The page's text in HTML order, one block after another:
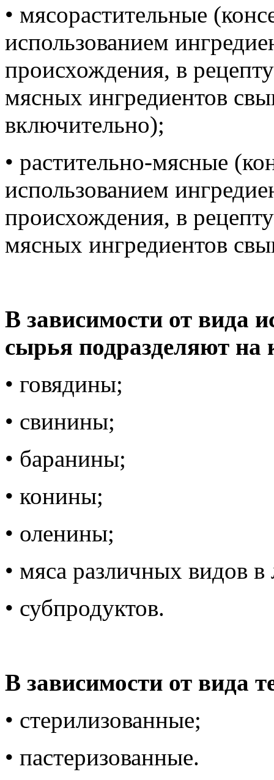
• мясорастительные
использованием
происхождения, в
мясных ингредиентов
включительно);
• растительно-мясные
использованием
происхождения, в
мясных ингредиентов
В зависимости от вида
сырья подразделяют на
• говядины;
• свинины;
• баранины;
• конины;
• оленины;
• мяса различных видов
• субпродуктов.
В зависимости от вида
• стерилизованные;
• пастеризованные.